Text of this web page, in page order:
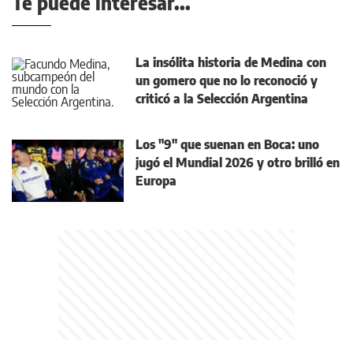
La insólita historia de Medina con
un gomero que no lo reconoció y
criticó a la Selección Argentina
Los "9" que suenan en Boca: uno
jugó el Mundial 2026 y otro brilló en
Europa